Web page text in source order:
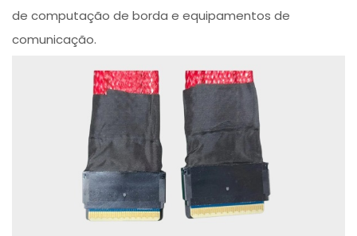
de computação de borda e equipamentos de
comunicação.